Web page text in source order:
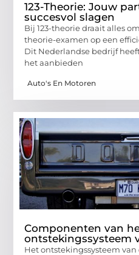
123-Theorie: Jouw
succesvol slagen
Bij 123-theorie draait alles
theorie-examen op een
Dit Nederlandse bedrijf
het aanbieden
Auto's En Motoren
Componenten van
ontstekingssysteem
Het ontstekingssysteem van